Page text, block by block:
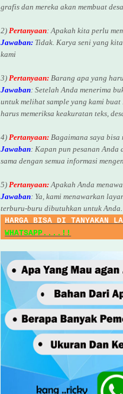
grafis dan mereka akan membuat
2) Pertanyaan: Apakah kita perlu
Jawaban: Tidak. Karya seni yang
kami
3) Pertanyaan: Barang apa yang
Jawaban: Setelah Anda menerima
untuk melihat sample yang kami buat .
harus memeriksa keakuratan teks,
4) Pertanyaan: Bagaimana saya
Jawaban: Kapan pun pesanan
sama dengan semua informasi
5) Pertanyaan:Apakah Anda
Jawaban: Ya, kami menawarkan
terburu-buru dibutuhkan untuk Anda.
HARGA BISA DI TANYAKAN
WHATSAPP....!!